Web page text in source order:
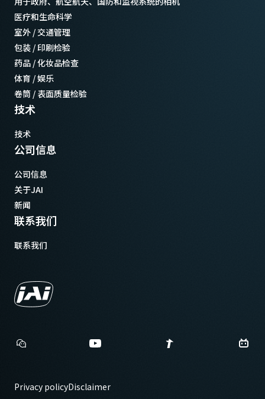
医疗和生命科学
室外 / 交通管理
包装 / 印刷检验
药品 / 化妆品检查
体育 / 娱乐
卷筒 / 表面质量检验
技术
技术
公司信息
公司信息
关于JAI
新闻
联系我们
联系我们
Privacy policyDisclaimer